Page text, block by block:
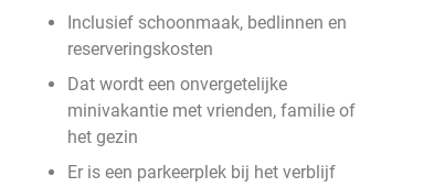
Inclusief schoonmaak, bedlinnen en
reserveringskosten
Dat wordt een onvergetelijke
minivakantie met vrienden, familie of
het gezin
Er is een parkeerplek bij het verblijf